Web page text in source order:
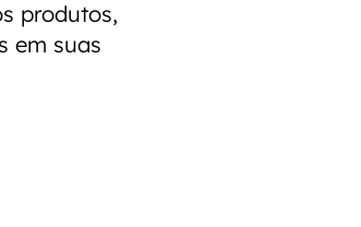
produtos,
em suas